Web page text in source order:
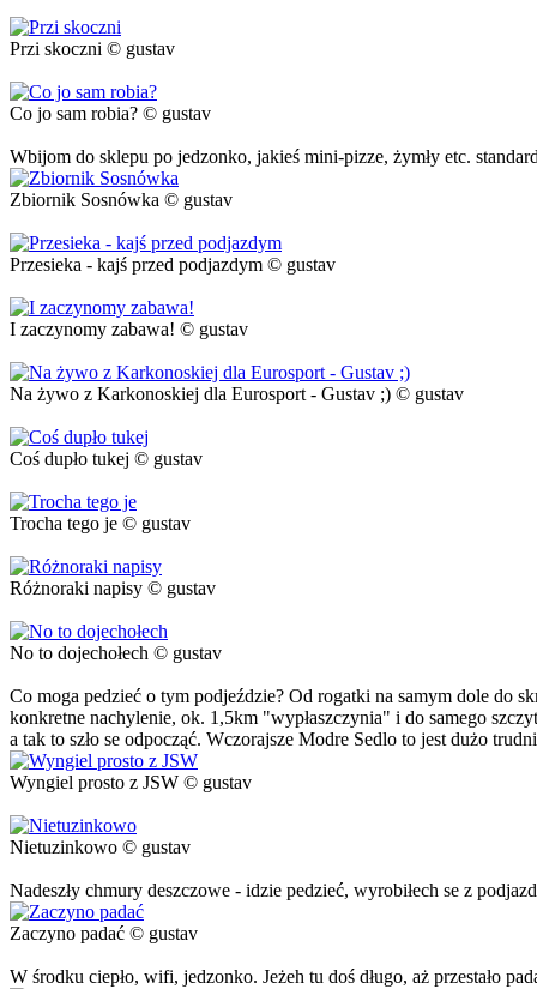
Przi skoczni © gustav
Co jo sam robia? © gustav
Wbijom do sklepu po jedzonko, jakieś mini-pizze, żymły etc.
Zbiornik Sosnówka © gustav
Przesieka - kajś przed podjazdym © gustav
I zaczynomy zabawa! © gustav
Na żywo z Karkonoskiej dla Eurosport - Gustav ;) © gustav
Coś dupło tukej © gustav
Trocha tego je © gustav
Różnoraki napisy © gustav
No to dojechołech © gustav
Co moga pedzieć o tym podjeździe? Od rogatki na samym dole do
konkretne nachylenie, ok. 1,5km "wypłaszczynia" i do samego
a tak to szło se odpocząć. Wczorajsze Modre Sedlo to jest dużo
Wyngiel prosto z JSW © gustav
Nietuzinkowo © gustav
Nadeszły chmury deszczowe - idzie pedzieć, wyrobiłech se z
Zaczyno padać © gustav
W środku ciepło, wifi, jedzonko. Jeżeh tu doś długo, aż przestało